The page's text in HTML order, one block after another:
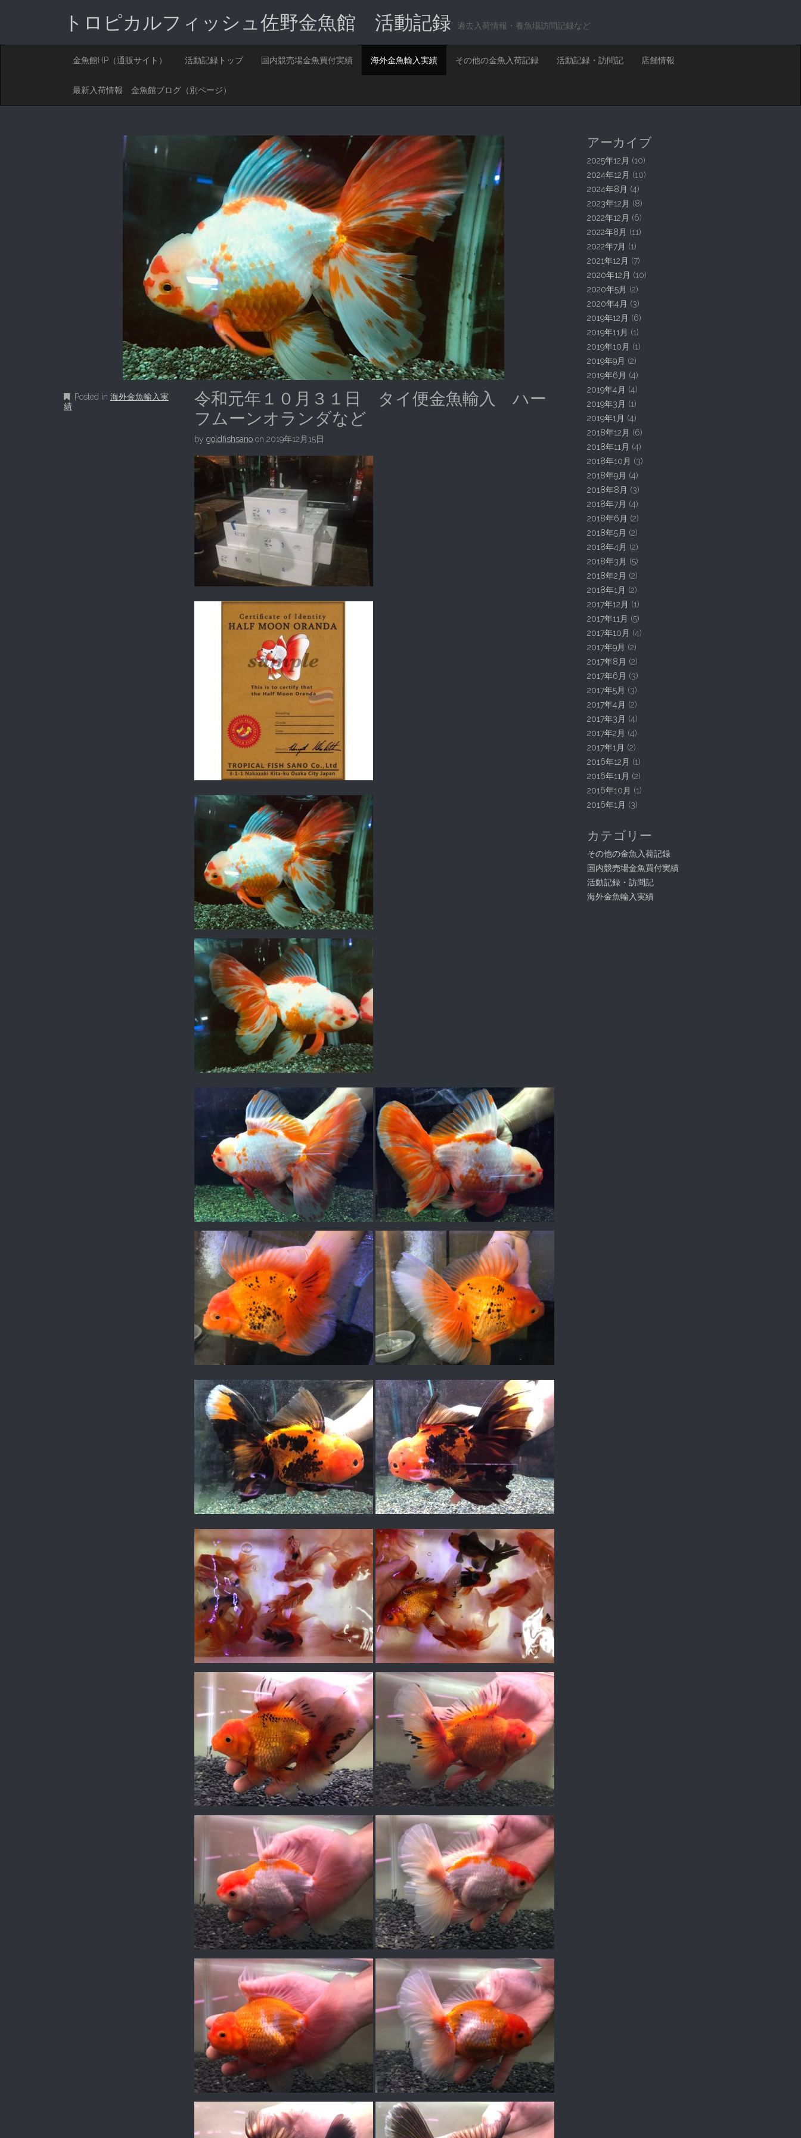
トロピカルフィッシュ佐野金魚館 活動記録 過去入荷情報・養魚場訪問記録など
M
A
N
O
金魚館HP（通販サイト） 活動記録トップ 国内競売場金魚買付実績 海外金魚輸入実績 その他の金魚入荷記録 活動記録・訪問記 店舗情報
最新入荷情報 金魚館ブログ（別ページ）
Posted in 海外金魚輸入実
績
令和元年１０月３１日 タイ便金魚輸入 ハー
フムーンオランダなど
bygoldfishsano on2019年12月15日
アーカイブ
2025年12月 (10)
2024年12月 (10)
2024年8月 (4)
2023年12月 (8)
2022年12月 (6)
2022年8月 (11)
2022年7月 (1)
2021年12月 (7)
2020年12月 (10)
2020年5月 (2)
2020年4月 (3)
2019年12月 (6)
2019年11月 (1)
2019年10月 (1)
2019年9月 (2)
2019年6月 (4)
2019年4月 (4)
2019年3月 (1)
2019年1月 (4)
2018年12月 (6)
2018年11月 (4)
2018年10月 (3)
2018年9月 (4)
2018年8月 (3)
2018年7月 (4)
2018年6月 (2)
2018年5月 (2)
2018年4月 (2)
2018年3月 (5)
2018年2月 (2)
2018年1月 (2)
2017年12月 (1)
2017年11月 (5)
2017年10月 (4)
2017年9月 (2)
2017年8月 (2)
2017年6月 (3)
2017年5月 (3)
2017年4月 (2)
2017年3月 (4)
2017年2月 (4)
2017年1月 (2)
2016年12月 (1)
2016年11月 (2)
2016年10月 (1)
2016年1月 (3)
カテゴリー
その他の金魚入荷記録
国内競売場金魚買付実績
活動記録・訪問記
海外金魚輸入実績